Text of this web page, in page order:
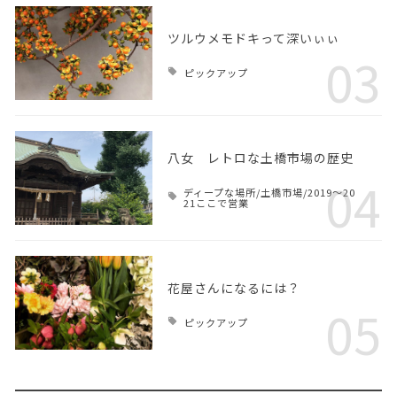
ツルウメモドキって深いぃぃ
ピックアップ 03
八女 レトロな土橋市場の歴史
ディープな場所/土橋市場/2019～20
21ここで営業 04
花屋さんになるには？
ピックアップ 05